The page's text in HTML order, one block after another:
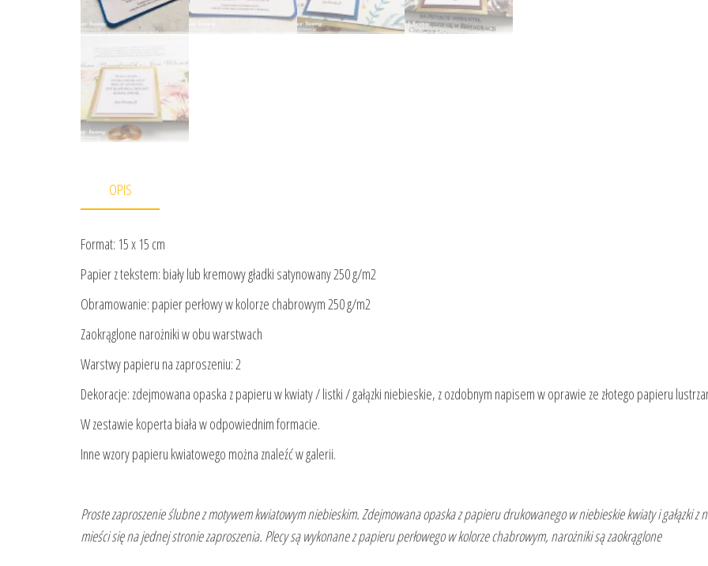
OPIS
Format: 15 x 15 cm
Papier z tekstem: biały lub kremowy gładki satynowany 250 g/m2
Obramowanie: papier perłowy w kolorze chabrowym 250 g/m2
Zaokrąglone narożniki w obu warstwach
Warstwy papieru na zaproszeniu: 2
Dekoracje: zdejmowana opaska z papieru w kwiaty / listki / gałązki niebieskie, z ozdobnym napisem w oprawie ze złotego papieru
W zestawie koperta biała w odpowiednim formacie.
Inne wzory papieru kwiatowego można znaleźć w galerii.
Proste zaproszenie ślubne z motywem kwiatowym niebieskim. Zdejmowana opaska z papieru drukowanego w niebieskie kwiaty i gałązki
mieści się na jednej stronie zaproszenia. Plecy są wykonane z papieru perłowego w kolorze chabrowym, narożniki są zaokrąglone